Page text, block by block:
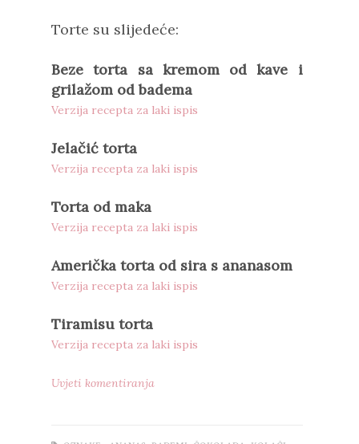
Torte su slijedeće:
Beze torta sa kremom od kave i
grilažom od badema
Verzija recepta za laki ispis
Jelačić torta
Verzija recepta za laki ispis
Torta od maka
Verzija recepta za laki ispis
Američka torta od sira s ananasom
Verzija recepta za laki ispis
Tiramisu torta
Verzija recepta za laki ispis
Uvjeti komentiranja